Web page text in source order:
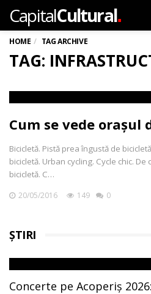
CapitalCultural.
HOME TAG ARCHIVE
TAG:
Cum se vede orașul
Bicicletă. Pistă prea îngustă de
bicicletă. Urban cycling. Cycle chic.
bicicletă. C…
20/05/2016 149 0
ȘTIRI
Concerte pe Acoperiș